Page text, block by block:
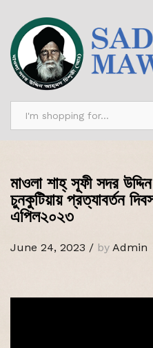
মাওলা শাহ্‌ সূফী সদর
চুনকুটিয়ায় প্রত্যাবর্তন
এপিল২০২৩
June 24, 2023 / by Admin